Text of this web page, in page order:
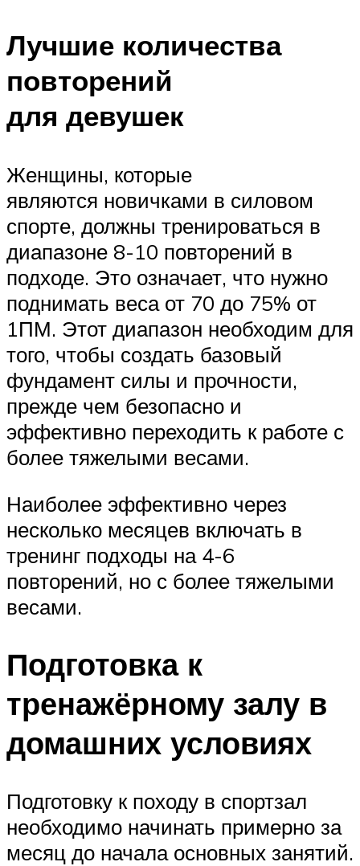
Лучшие количества
повторений
для девушек
Женщины, которые
являются новичками в силовом
спорте, должны тренироваться в
диапазоне 8-10 повторений в
подходе. Это означает, что нужно
поднимать веса от 70 до 75% от
1ПМ. Этот диапазон необходим для
того, чтобы создать базовый
фундамент силы и прочности,
прежде чем безопасно и
эффективно переходить к работе с
более тяжелыми весами.
Наиболее эффективно через
несколько месяцев включать в
тренинг подходы на 4-6
повторений, но с более тяжелыми
весами.
Подготовка к
тренажёрному залу в
домашних условиях
Подготовку к походу в спортзал
необходимо начинать примерно за
месяц до начала основных занятий.